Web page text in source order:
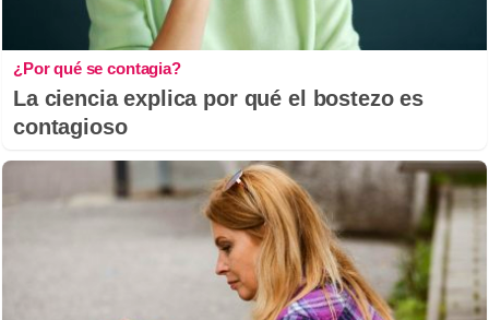
¿Por qué se contagia?
La ciencia explica por qué el bostezo es
contagioso